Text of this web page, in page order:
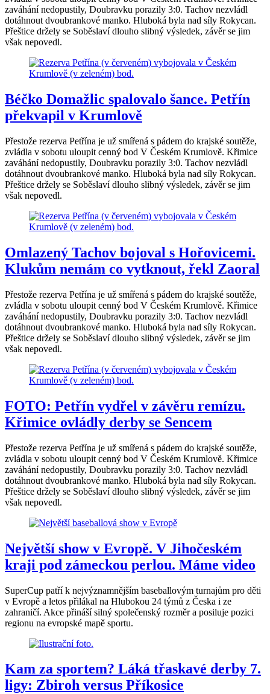
zaváhání nedopustily, Doubravku porazily 3:0. Tachov nezvládl
dotáhnout dvoubrankové manko. Hluboká byla nad síly Rokycan.
Přeštice držely se Soběslaví dlouho slibný výsledek, závěr se jim
však nepovedl.
Béčko Domažlic spalovalo šance. Petřín
překvapil v Krumlově
Přestože rezerva Petřína je už smířená s pádem do krajské soutěže,
zvládla v sobotu uloupit cenný bod V Českém Krumlově. Křimice
zaváhání nedopustily, Doubravku porazily 3:0. Tachov nezvládl
dotáhnout dvoubrankové manko. Hluboká byla nad síly Rokycan.
Přeštice držely se Soběslaví dlouho slibný výsledek, závěr se jim
však nepovedl.
Omlazený Tachov bojoval s Hořovicemi.
Klukům nemám co vytknout, řekl Zaoral
Přestože rezerva Petřína je už smířená s pádem do krajské soutěže,
zvládla v sobotu uloupit cenný bod V Českém Krumlově. Křimice
zaváhání nedopustily, Doubravku porazily 3:0. Tachov nezvládl
dotáhnout dvoubrankové manko. Hluboká byla nad síly Rokycan.
Přeštice držely se Soběslaví dlouho slibný výsledek, závěr se jim
však nepovedl.
FOTO: Petřín vydřel v závěru remízu.
Křimice ovládly derby se Sencem
Přestože rezerva Petřína je už smířená s pádem do krajské soutěže,
zvládla v sobotu uloupit cenný bod V Českém Krumlově. Křimice
zaváhání nedopustily, Doubravku porazily 3:0. Tachov nezvládl
dotáhnout dvoubrankové manko. Hluboká byla nad síly Rokycan.
Přeštice držely se Soběslaví dlouho slibný výsledek, závěr se jim
však nepovedl.
Největší show v Evropě. V Jihočeském
kraji pod zámeckou perlou. Máme video
SuperCup patří k nejvýznamnějším baseballovým turnajům pro děti
v Evropě a letos přilákal na Hlubokou 24 týmů z Česka i ze
zahraničí. Akce přináší silný společenský rozměr a posiluje pozici
regionu na evropské mapě sportu.
Kam za sportem? Láká třaskavé derby 7.
ligy: Zbiroh versus Příkosice